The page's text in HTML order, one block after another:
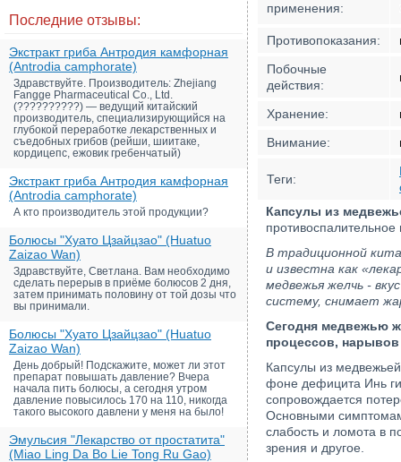
Последние отзывы:
Экстракт гриба Антродия камфорная
(Antrodia camphorate)
Здравствуйте. Производитель: Zhejiang
Fangge Pharmaceutical Co., Ltd.
(??????????) — ведущий китайский
производитель, специализирующийся на
глубокой переработке лекарственных и
съедобных грибов (рейши, шиитаке,
кордицепс, ежовик гребенчатый)
Экстракт гриба Антродия камфорная
(Antrodia camphorate)
А кто производитель этой продукции?
Болюсы "Хуато Цзайцзао" (Huatuo
Zaizao Wan)
Здравствуйте, Светлана. Вам необходимо
сделать перерыв в приёме болюсов 2 дня,
затем принимать половину от той дозы что
вы принимали.
Болюсы "Хуато Цзайцзао" (Huatuo
Zaizao Wan)
День добрый! Подскажите, может ли этот
препарат повышать давление? Вчера
начала пить болюсы, а сегодня утром
давление повысилось 170 на 110, никогда
такого высокого давлени у меня на было!
Эмульсия "Лекарство от простатита"
(Miao Ling Da Bo Lie Tong Ru Gao)
применения:
Противопоказания:
Побочные
действия:
Хранение:
Внимание:
Теги:
Капсулы из
В традиционной
и известна как
медвежья желчь -
систему, снимает
Сегодня медвежью
процессов, нарывов
Капсулы из
фоне дефицита Инь
сопровождается
Основными
слабость и ломота в
зрения и другое.